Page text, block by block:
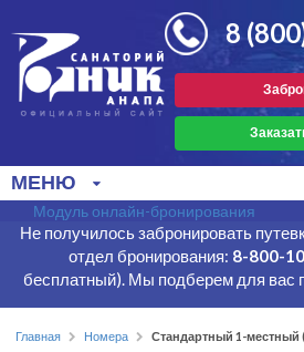
8
МЕНЮ
Модуль онлайн-бронирования
Не получилось забронировать
отдел бронирования: 8-800-
бесплатный). Мы подберем для вас
Главная Номера Стандартный 1-местный